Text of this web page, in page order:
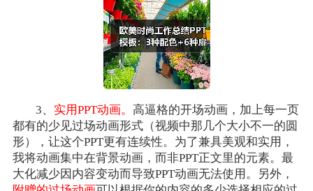
3、 实用PPT动画。高逼格的开场动画，加上每一页
都有的少见过场动画形式（视频中那几个大小不一的圆
形），让这个PPT更有连续性。为了兼具美观和实用，
我将动画集中在背景动画，而非PPT正文里的元素。最
大化减少因内容变动而导致PPT动画无法使用。另外，